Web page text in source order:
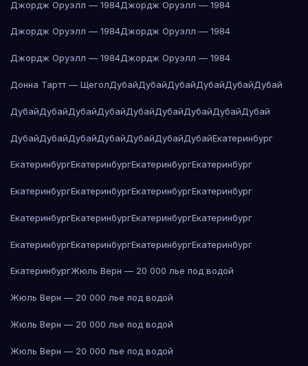
Джордж Оруэлл — 1984Джордж Оруэлл — 1984
Джордж Оруэлл — 1984Джордж Оруэлл — 1984
Джордж Оруэлл — 1984Джордж Оруэлл — 1984
Донна Тартт — ЩеголДубайДубайДубайДубайДубайДубай
ДубайДубайДубайДубайДубайДубайДубайДубайДубай
ДубайДубайДубайДубайДубайДубайДубайЕкатеринбург
ЕкатеринбургЕкатеринбургЕкатеринбургЕкатеринбург
ЕкатеринбургЕкатеринбургЕкатеринбургЕкатеринбург
ЕкатеринбургЕкатеринбургЕкатеринбургЕкатеринбург
ЕкатеринбургЕкатеринбургЕкатеринбургЕкатеринбург
ЕкатеринбургЖюль Верн — 20 000 лье под водой
Жюль Верн — 20 000 лье под водой
Жюль Верн — 20 000 лье под водой
Жюль Верн — 20 000 лье под водой